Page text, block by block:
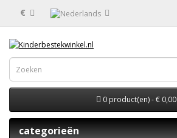
€
0 product(en) - € 0,00
categorieën